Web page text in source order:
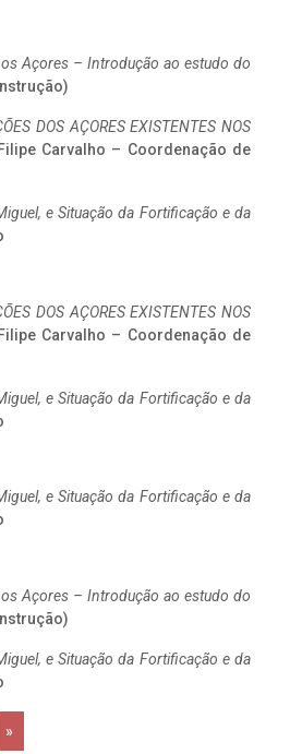
Açores – Introdução ao estudo do
DOS AÇORES EXISTENTES NOS
Carvalho – Coordenação de
e Situação da Fortificação e da
DOS AÇORES EXISTENTES NOS
Carvalho – Coordenação de
e Situação da Fortificação e da
e Situação da Fortificação e da
Açores – Introdução ao estudo do
e Situação da Fortificação e da
»